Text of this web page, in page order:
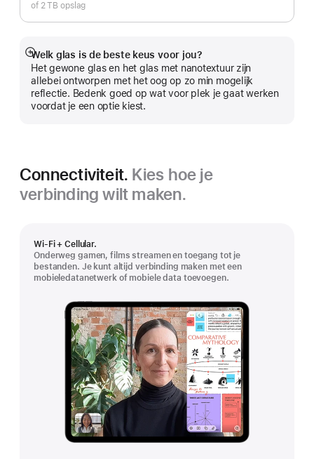
of 2 TB opslag
Welk glas is de beste keus voor jou?
Het gewone glas en het glas met nanotextuur zijn
allebei ontworpen met het oog op zo min mogelijk
reflectie. Bedenk goed op wat voor plek je gaat werken
voordat je een optie kiest.
Meer
Connectiviteit. Kies hoe je
verbinding wilt maken.
Wi‑Fi + Cellular.
Onderweg gamen, films streamen en toegang tot je
bestanden. Je kunt altijd verbinding maken met een
mobieledatanetwerk of mobiele data toevoegen.